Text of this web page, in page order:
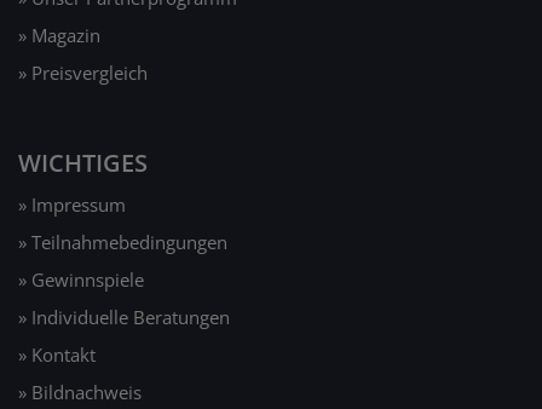
» Magazin
» Preisvergleich
WICHTIGES
» Impressum
» Teilnahmebedingungen
» Gewinnspiele
» Individuelle Beratungen
» Kontakt
» Bildnachweis